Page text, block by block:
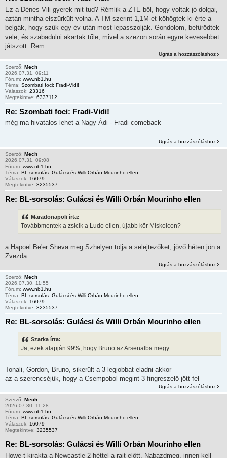
Ez a Dénes Vili gyerek mit tud? Rémlik a ZTE-ből, hogy voltak jó dolgai,
aztán mintha elszürkült volna. A TM szerint 1,1M-et köhögtek ki érte a
belgák, hogy szűk egy év után most lepasszolják. Gondolom, befürödtek
vele, és szabadulni akartak tőle, mivel a szezon során egyre kevesebbet
játszott. Rem...
Ugrás a hozzászóláshoz
Szerző: Mech
2026.07.31. 09:11
Fórum: www.nb1.hu
Téma: Szombati foci: Fradi-Vidi!
Válaszok: 23316
Megtekintve: 6337112
Re: Szombati foci: Fradi-Vidi!
még ma hivatalos lehet a Nagy Ádi - Fradi comeback
Ugrás a hozzászóláshoz
Szerző: Mech
2026.07.31. 09:08
Fórum: www.nb1.hu
Téma: BL-sorsolás: Gulácsi és Willi Orbán Mourinho ellen
Válaszok: 16079
Megtekintve: 3235537
Re: BL-sorsolás: Gulácsi és Willi Orbán Mourinho ellen
Maradonapoli írta:
Továbbmentek a zsicik a Ludo ellen, újabb kör Miskolcon?
a Hapoel Be'er Sheva meg Szhelyen tolja a selejtezőket, jövő héten jön a
Zvezda
Ugrás a hozzászóláshoz
Szerző: Mech
2026.07.30. 11:55
Fórum: www.nb1.hu
Téma: BL-sorsolás: Gulácsi és Willi Orbán Mourinho ellen
Válaszok: 16079
Megtekintve: 3235537
Re: BL-sorsolás: Gulácsi és Willi Orbán Mourinho ellen
Szarka írta:
Ja, ezek alapján 99%, hogy Bruno az Arsenalba megy.
Tonali, Gordon, Bruno, sikerült a 3 legjobbat eladni akkor
az a szerencséjük, hogy a Csempobol megint 3 fingreszelő jött fel
Ugrás a hozzászóláshoz
Szerző: Mech
2026.07.30. 11:28
Fórum: www.nb1.hu
Téma: BL-sorsolás: Gulácsi és Willi Orbán Mourinho ellen
Válaszok: 16079
Megtekintve: 3235537
Re: BL-sorsolás: Gulácsi és Willi Orbán Mourinho ellen
Howe-t kirakta a Newcastle 2 héttel a rajt előtt. Nabazdmeg, innen kell